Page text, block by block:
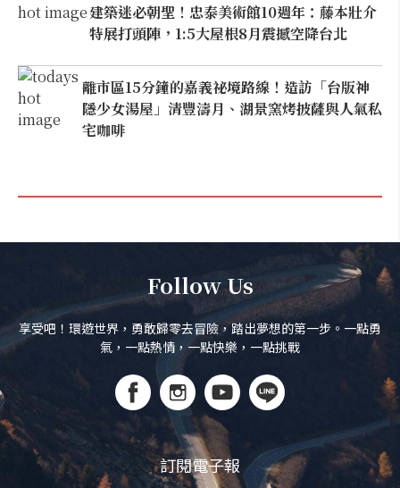
建築迷必朝聖！忠泰美術館10週年：藤本壯介
特展打頭陣，1:5大屋根8月震撼空降台北
離市區15分鐘的嘉義祕境路線！造訪「台版神
隱少女湯屋」清豐濤月、湖景窯烤披薩與人氣私
宅咖啡
Follow Us
享受吧！環遊世界，勇敢歸零去冒險，踏出夢想的第一步。一點勇
氣，一點熱情，一點快樂，一點挑戰
訂閱電子報